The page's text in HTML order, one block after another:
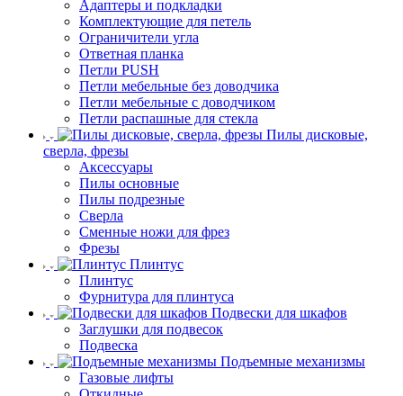
Адаптеры и подкладки
Комплектующие для петель
Ограничители угла
Ответная планка
Петли PUSH
Петли мебельные без доводчика
Петли мебельные с доводчиком
Петли распашные для стекла
Пилы дисковые,
сверла, фрезы
Аксессуары
Пилы основные
Пилы подрезные
Сверла
Сменные ножи для фрез
Фрезы
Плинтус
Плинтус
Фурнитура для плинтуса
Подвески для шкафов
Заглушки для подвесок
Подвеска
Подъемные механизмы
Газовые лифты